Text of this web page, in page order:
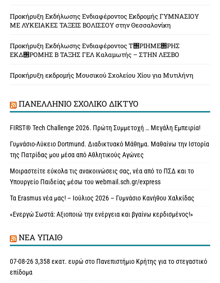
Προκήρυξη Εκδήλωσης Ενδιαφέροντος Εκδρομής ΓΥΜΝΑΣΙΟΥ
ΜΕ ΛΥΚΕΙΑΚΕΣ ΤΑΞΕΙΣ ΒΟΛΙΣΣΟΥ στην Θεσσαλονίκη
Προκήρυξη Εκδήλωσης Ενδιαφέροντος Τ΢ΡΙΗΜΕ΢ΡΗΣ
ΕΚΔ΢ΡΟΜΗΣ Β ΤΑΞΗΣ ΓΕΛ Καλαμωτής – ΣΤΗΝ ΛΕΣΒΟ
Προκήρυξη εκδρομής Μουσικού Σχολείου Χίου για Μυτιλήνη
ΠΑΝΕΛΛΉΝΙΟ ΣΧΟΛΙΚΌ ΔΊΚΤΥΟ
FIRST® Tech Challenge 2026. Πρώτη Συμμετοχή … Μεγάλη Εμπειρία!
Γυμνάσιο-Λύκειο Dortmund. Διαδικτυακό Μάθημα. Μαθαίνω την Ιστορία
της Πατρίδας μου μέσα από Αθλητικούς Αγώνες
Μοιραστείτε εύκολα τις ανακοινώσεις σας, νέα από το ΠΣΔ και το
Υπουργείο Παιδείας μέσω του webmail.sch.gr/express
Τα Erasmus νέα μας! – Ιούλιος 2026 – Γυμνάσιο Κανήθου Χαλκίδας
«Ενεργώ Σωστά: Αξιοποιώ την ενέργεια και βγαίνω κερδισμένος!»
ΝΈΑ ΥΠAΙΘ
07-08-26 3,358 εκατ. ευρώ στο Πανεπιστήμιο Κρήτης για το στεγαστικό
επίδομα